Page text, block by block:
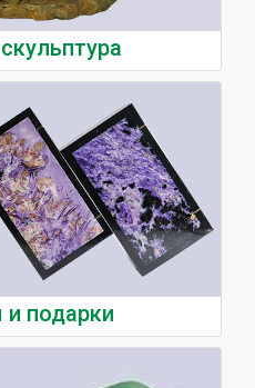
подарки